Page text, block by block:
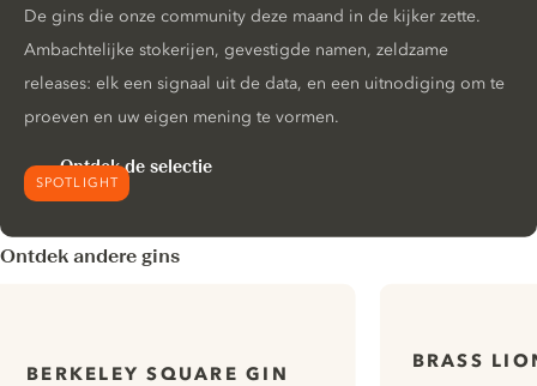
SPOTLIGHT
De gins die onze community deze maand in de kijker zette.
Ambachtelijke stokerijen, gevestigde namen, zeldzame
releases: elk een signaal uit de data, en een uitnodiging om te
proeven en uw eigen mening te vormen.
Ontdek de selectie
Ontdek andere gins
BERKELEY SQUARE GIN
BRASS